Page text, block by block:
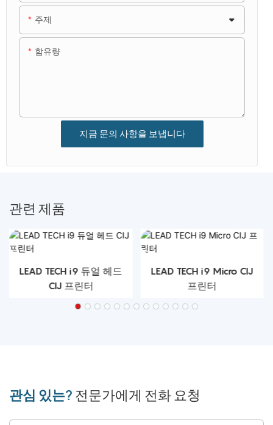
주제
함유량
지금 문의 사항을 보냅니다
관련 제품
LEAD TECH i9 듀얼 헤드
CIJ 프린터
LEAD TECH i9 Micro CIJ
프린터
관심 있는? 전문가에게 전화 요청